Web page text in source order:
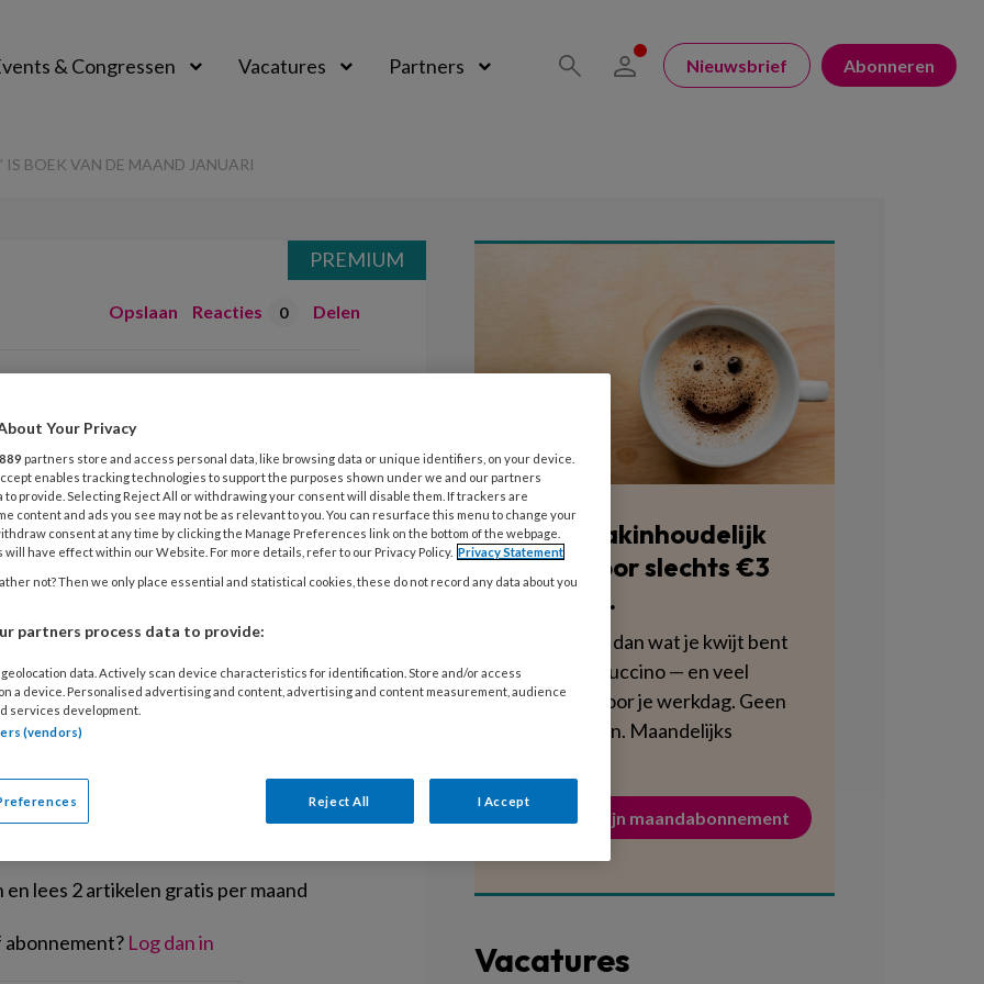
& Congressen Vacatures Partners Nieuwsbrief Abonneren
IS BOEK VAN DE MAAND JANUARI
Opslaan Reacties 0 Delen
Tom?’ is boek
Tom?’ krijgt de Sardes-
Teckel Tom is ziek. Maar hij niet
voelen zich niet lekker. Ziek zijn is
verzorging… Bekijk ook de
lezen?
lees 2 artikelen gratis per maand
Log dan in
PREMIUM
Blijf vakinhoudelijk
scherp voor slechts €3
per week.
Dat is minder dan wat je kwijt bent
aan een cappuccino — en veel
voedzamer voor je werkdag. Geen
verplichtingen. Maandelijks
Activeer mijn maandabonnement
Vacatures
Your Privacy
889 partners store and access personal data, like browsing data or unique identifiers, on your device.
enables tracking technologies to support the purposes shown under we and our partners
to provide. Selecting Reject All or withdrawing your consent will disable them. If trackers are
content and ads you see may not be as relevant to you. You can resurface this menu to change your
consent at any time by clicking the Manage Preferences link on the bottom of the webpage.
will have effect within our Website. For more details, refer to our Privacy Policy. Privacy Statement
not? Then we only place essential and statistical cookies, these do not record any data about you
partners process data to provide:
data. Actively scan device characteristics for identification. Store and/or access
a device. Personalised advertising and content, advertising and content measurement, audience
services development.
(vendors)
Reject All I Accept